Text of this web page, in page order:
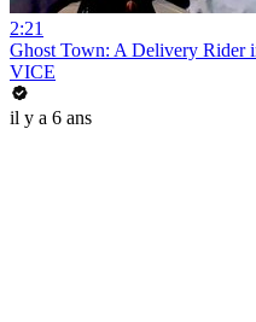
2:21
Ghost Town: A Delivery Rider
VICE
il y a 6 ans